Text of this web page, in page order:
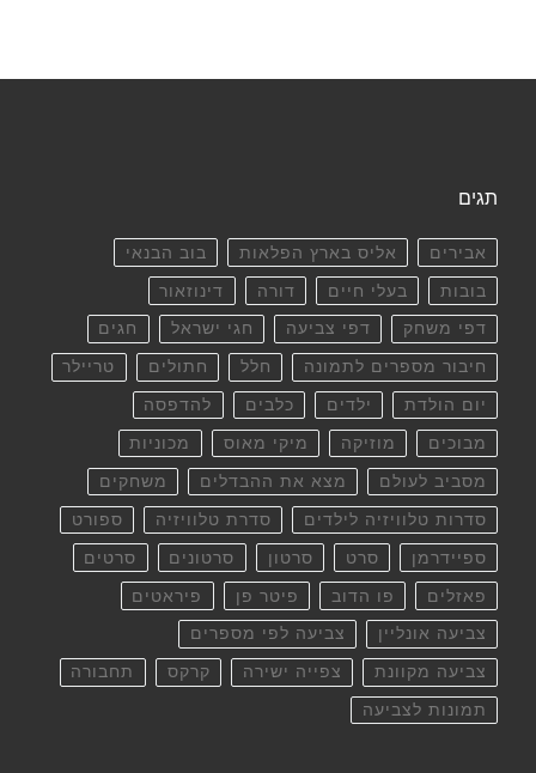
תגים
אבירים אליס בארץ הפלאות בוב הבנאי
בובות בעלי חיים דורה דינוזאור
דפי משחק דפי צביעה חגי ישראל חגים
חיבור מספרים לתמונה חלל חתולים טריילר
יום הולדת ילדים כלבים להדפסה
מבוכים מוזיקה מיקי מאוס מכוניות
מסביב לעולם מצא את ההבדלים משחקים
סדרות טלוויזיה לילדים סדרת טלוויזיה ספורט
ספיידרמן סרט סרטון סרטונים סרטים
פאזלים פו הדוב פיטר פן פיראטים
צביעה אונליין צביעה לפי מספרים
צביעה מקוונת צפייה ישירה קרקס תחבורה
תמונות לצביעה